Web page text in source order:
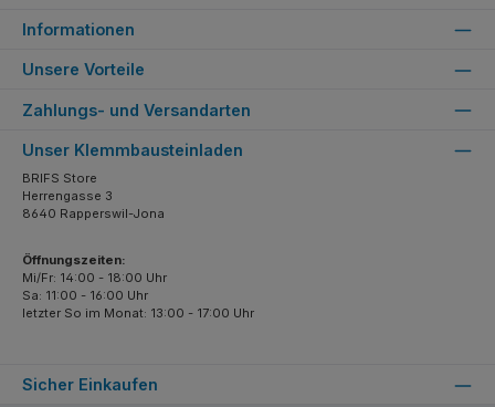
Informationen
Unsere Vorteile
Zahlungs- und Versandarten
Sicher Einkaufen
Unser Klemmbausteinladen
BRIFS Store
Herrengasse 3
8640 Rapperswil-Jona
Öffnungszeiten:
Mi/Fr: 14:00 - 18:00 Uhr
Sa: 11:00 - 16:00 Uhr
letzter So im Monat: 13:00 - 17:00 Uhr